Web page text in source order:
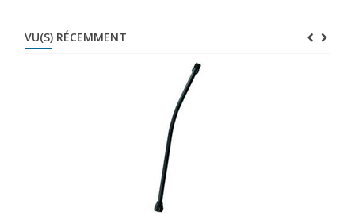
VU(S) RÉCEMMENT